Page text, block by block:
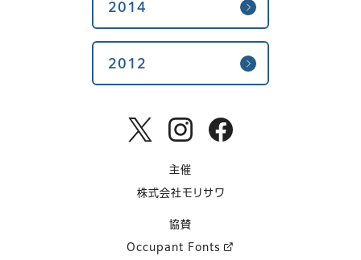
2014
2012
主催
株式会社モリサワ
協賛
Occupant Fonts